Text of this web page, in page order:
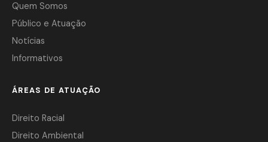
Quem Somos
Público e Atuação
Notícias
Informativos
ÁREAS DE ATUAÇÃO
Direito Racial
Direito Ambiental